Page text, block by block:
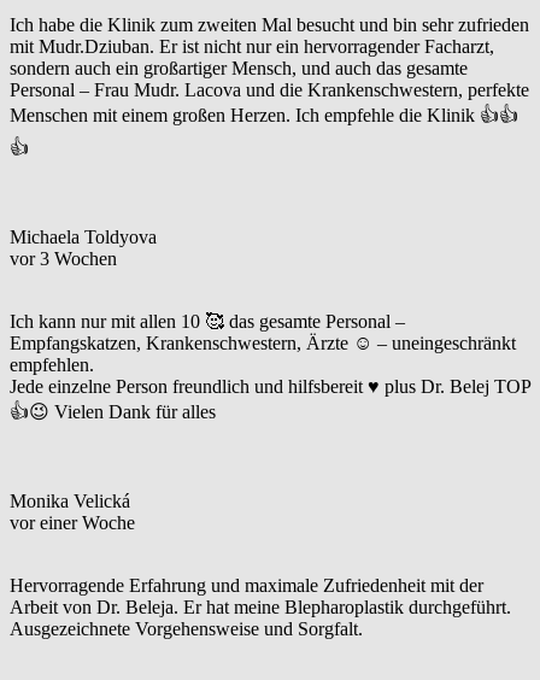
Ich habe die Klinik zum zweiten Mal besucht und bin sehr zufrieden
mit Mudr.Dziuban. Er ist nicht nur ein hervorragender Facharzt,
sondern auch ein großartiger Mensch, und auch das gesamte
Personal – Frau Mudr. Lacova und die Krankenschwestern, perfekte
Menschen mit einem großen Herzen. Ich empfehle die Klinik 👍👍
👍
Michaela Toldyova
vor 3 Wochen
Ich kann nur mit allen 10 🥰 das gesamte Personal –
Empfangskatzen, Krankenschwestern, Ärzte ☺️ – uneingeschränkt
empfehlen.
Jede einzelne Person freundlich und hilfsbereit ♥️ plus Dr. Belej TOP
👍😉 Vielen Dank für alles
Monika Velická
vor einer Woche
Hervorragende Erfahrung und maximale Zufriedenheit mit der
Arbeit von Dr. Beleja. Er hat meine Blepharoplastik durchgeführt.
Ausgezeichnete Vorgehensweise und Sorgfalt.